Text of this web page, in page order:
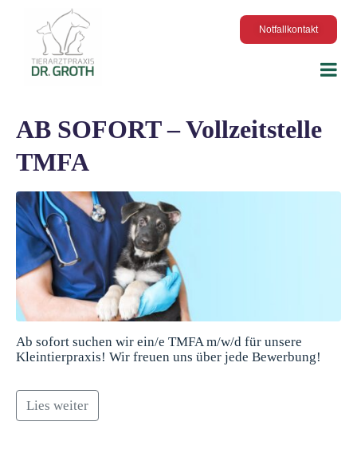
Notfallkontakt
AB SOFORT – Vollzeitstelle
TMFA
Ab sofort suchen wir ein/e TMFA m/w/d für unsere
Kleintierpraxis! Wir freuen uns über jede Bewerbung!
Lies weiter